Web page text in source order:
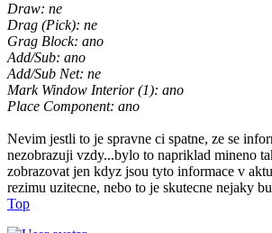
Draw: ne
Drag (Pick): ne
Grag Block: ano
Add/Sub: ano
Add/Sub Net: ne
Mark Window Interior (1): ano
Place Component: ano
Nevim jestli to je spravne ci spatne, ze se
nezobrazuji vzdy...bylo to napriklad mineno
zobrazovat jen kdyz jsou tyto informace v
rezimu uzitecne, nebo to je skutecne nejaky
Top